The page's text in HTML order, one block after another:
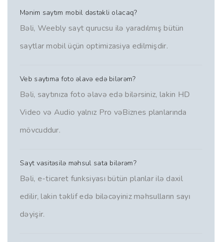
Mənim saytım mobil dəstəkli olacaq?
Bəli, Weebly sayt qurucsu ilə yaradılmış bütün
saytlar mobil üçün optimizasiya edilmişdir.
Veb saytıma foto əlavə edə bilərəm?
Bəli, saytınıza foto əlavə edə bilərsiniz, lakin HD
Video və Audio yalnız Pro vəBiznes planlarında
mövcuddur.
Sayt vasitəsilə məhsul sata bilərəm?
Bəli, e-ticaret funksiyası bütün planlar ilə daxil
edilir, lakin təklif edə biləcəyiniz məhsulların sayı
dəyişir.